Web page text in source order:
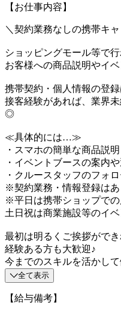
【お仕事内容】
＼契約業務なしの携帯キ
ショッピングモール等で
お客様への商品説明やイ
携帯契約・個人情報の登録
接客経験があれば、業界
◎
≪具体的には…≫
・スマホの簡単な商品説明
・イベントブースの案内
・クルースタッフのフォ
※契約業務・情報登録はあ
※平日は携帯ショップでの
土日祝は商業施設等のイ
最初は明るくご挨拶ができ
経験ある方も大歓迎♪
今までのスキルを活かし
全て表示
【給与備考】